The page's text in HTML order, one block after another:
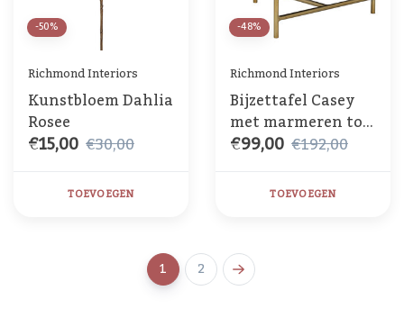
-50%
Richmond Interiors
Kunstbloem Dahlia
Rosee
€15,00 €30,00
TOEVOEGEN
-48%
Richmond Interiors
Bijzettafel Casey
met marmeren top
zwart
€99,00 €192,00
TOEVOEGEN
1 2